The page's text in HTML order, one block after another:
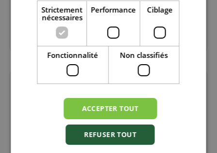
SI TES PLANTES SONT MALADES
Strictement
nécessaires
Performance Ciblage
Fonctionnalité Non classifiés
ACCEPTER TOUT
REFUSER TOUT